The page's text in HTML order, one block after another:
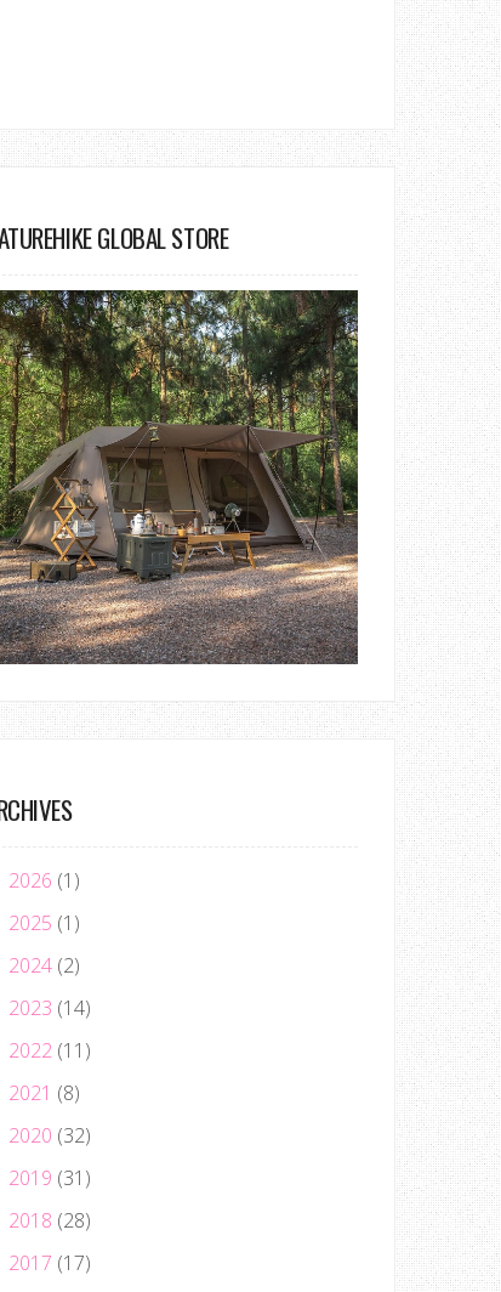
GLOBAL STORE
2026 (1)
2025 (1)
2024 (2)
2023 (14)
2022 (11)
2021 (8)
2020 (32)
2019 (31)
2018 (28)
2017 (17)